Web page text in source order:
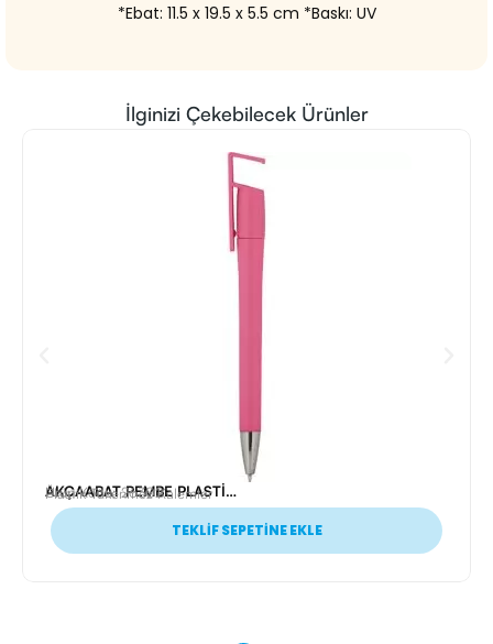
*Ebat: 11.5 x 19.5 x 5.5 cm *Baskı: UV
İlginizi Çekebilecek Ürünler
AKÇAABAT PEMBE PLASTİK TÜKENMEZ KALEM
Ürün Kodu: 26302
Plastik Tükenmez Kalemler
TEKLİF SEPETİNE EKLE